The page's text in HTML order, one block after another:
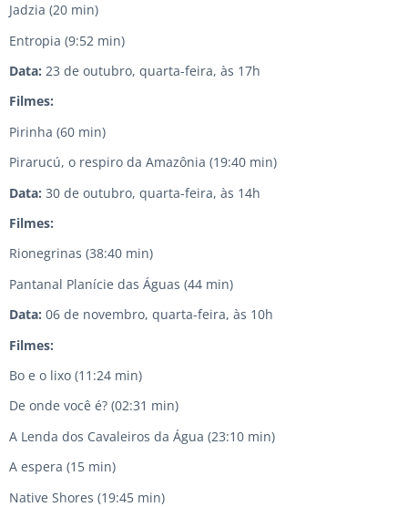
Jadzia (20 min)
Entropia (9:52 min)
Data: 23 de outubro, quarta-feira, às 17h
Filmes:
Pirinha (60 min)
Pirarucú, o respiro da Amazônia (19:40 min)
Data: 30 de outubro, quarta-feira, às 14h
Filmes:
Rionegrinas (38:40 min)
Pantanal Planície das Águas (44 min)
Data: 06 de novembro, quarta-feira, às 10h
Filmes:
Bo e o lixo (11:24 min)
De onde você é? (02:31 min)
A Lenda dos Cavaleiros da Água (23:10 min)
A espera (15 min)
Native Shores (19:45 min)